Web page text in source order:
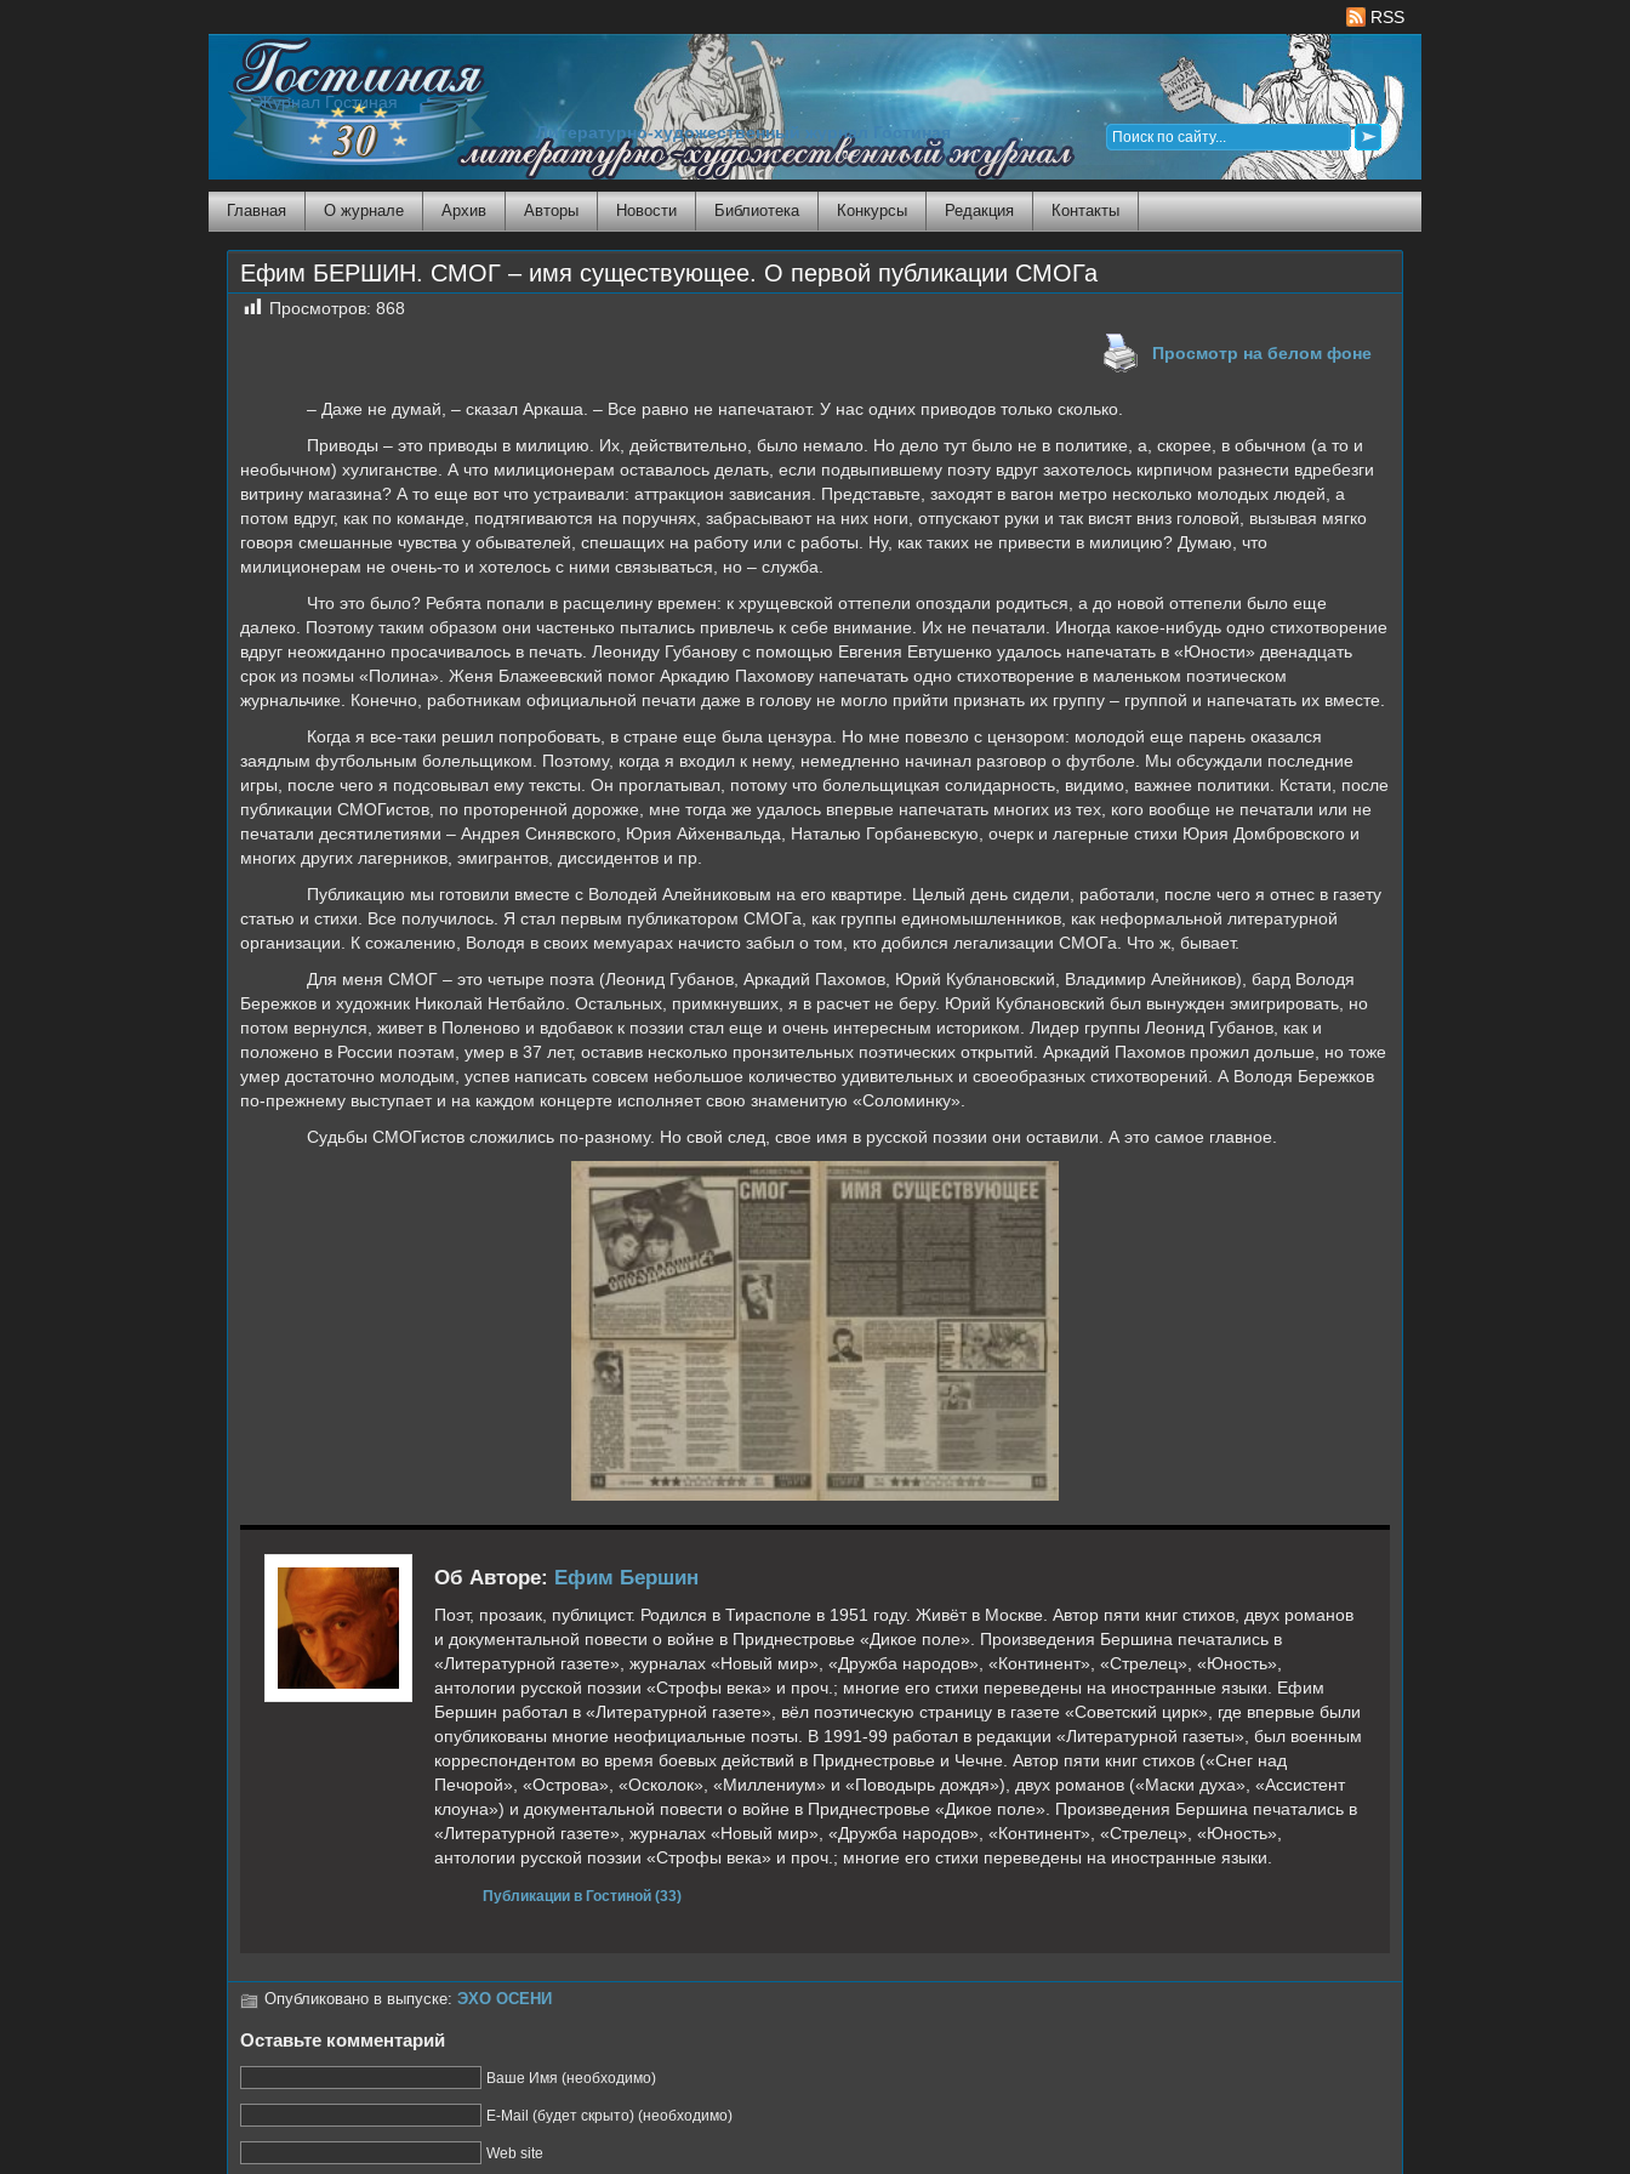
RSS
Журнал Гостиная
Литературно-художественный журнал Гостиная
Главная О журнале Архив Авторы Новости Библиотека Конкурсы Редакция Контакты
Ефим БЕРШИН. СМОГ – имя существующее. О первой публикации СМОГа
Просмотров: 868
Просмотр на белом фоне
– Даже не думай, – сказал Аркаша. – Все равно не напечатают. У нас одних приводов только сколько.
Приводы – это приводы в милицию. Их, действительно, было немало. Но дело тут было не в политике, а, скорее, в обычном (а то и
необычном) хулиганстве. А что милиционерам оставалось делать, если подвыпившему поэту вдруг захотелось кирпичом разнести вдребезги
витрину магазина? А то еще вот что устраивали: аттракцион зависания. Представьте, заходят в вагон метро несколько молодых людей, а
потом вдруг, как по команде, подтягиваются на поручнях, забрасывают на них ноги, отпускают руки и так висят вниз головой, вызывая мягко
говоря смешанные чувства у обывателей, спешащих на работу или с работы. Ну, как таких не привести в милицию? Думаю, что
милиционерам не очень-то и хотелось с ними связываться, но – служба.
Что это было? Ребята попали в расщелину времен: к хрущевской оттепели опоздали родиться, а до новой оттепели было еще
далеко. Поэтому таким образом они частенько пытались привлечь к себе внимание. Их не печатали. Иногда какое-нибудь одно стихотворение
вдруг неожиданно просачивалось в печать. Леониду Губанову с помощью Евгения Евтушенко удалось напечатать в «Юности» двенадцать
срок из поэмы «Полина». Женя Блажеевский помог Аркадию Пахомову напечатать одно стихотворение в маленьком поэтическом
журнальчике. Конечно, работникам официальной печати даже в голову не могло прийти признать их группу – группой и напечатать их вместе.
Когда я все-таки решил попробовать, в стране еще была цензура. Но мне повезло с цензором: молодой еще парень оказался
заядлым футбольным болельщиком. Поэтому, когда я входил к нему, немедленно начинал разговор о футболе. Мы обсуждали последние
игры, после чего я подсовывал ему тексты. Он проглатывал, потому что болельщицкая солидарность, видимо, важнее политики. Кстати, после
публикации СМОГистов, по проторенной дорожке, мне тогда же удалось впервые напечатать многих из тех, кого вообще не печатали или не
печатали десятилетиями – Андрея Синявского, Юрия Айхенвальда, Наталью Горбаневскую, очерк и лагерные стихи Юрия Домбровского и
многих других лагерников, эмигрантов, диссидентов и пр.
Публикацию мы готовили вместе с Володей Алейниковым на его квартире. Целый день сидели, работали, после чего я отнес в газету
статью и стихи. Все получилось. Я стал первым публикатором СМОГа, как группы единомышленников, как неформальной литературной
организации. К сожалению, Володя в своих мемуарах начисто забыл о том, кто добился легализации СМОГа. Что ж, бывает.
Для меня СМОГ – это четыре поэта (Леонид Губанов, Аркадий Пахомов, Юрий Кублановский, Владимир Алейников), бард Володя
Бережков и художник Николай Нетбайло. Остальных, примкнувших, я в расчет не беру. Юрий Кублановский был вынужден эмигрировать, но
потом вернулся, живет в Поленово и вдобавок к поэзии стал еще и очень интересным историком. Лидер группы Леонид Губанов, как и
положено в России поэтам, умер в 37 лет, оставив несколько пронзительных поэтических открытий. Аркадий Пахомов прожил дольше, но тоже
умер достаточно молодым, успев написать совсем небольшое количество удивительных и своеобразных стихотворений. А Володя Бережков
по-прежнему выступает и на каждом концерте исполняет свою знаменитую «Соломинку».
Судьбы СМОГистов сложились по-разному. Но свой след, свое имя в русской поэзии они оставили. А это самое главное.
Об Авторе: Ефим Бершин
Поэт, прозаик, публицист. Родился в Тирасполе в 1951 году. Живёт в Москве. Автор пяти книг стихов, двух романов
и документальной повести о войне в Приднестровье «Дикое поле». Произведения Бершина печатались в
«Литературной газете», журналах «Новый мир», «Дружба народов», «Континент», «Стрелец», «Юность»,
антологии русской поэзии «Строфы века» и проч.; многие его стихи переведены на иностранные языки. Ефим
Бершин работал в «Литературной газете», вёл поэтическую страницу в газете «Советский цирк», где впервые были
опубликованы многие неофициальные поэты. В 1991-99 работал в редакции «Литературной газеты», был военным
корреспондентом во время боевых действий в Приднестровье и Чечне. Автор пяти книг стихов («Снег над
Печорой», «Острова», «Осколок», «Миллениум» и «Поводырь дождя»), двух романов («Маски духа», «Ассистент
клоуна») и документальной повести о войне в Приднестровье «Дикое поле». Произведения Бершина печатались в
«Литературной газете», журналах «Новый мир», «Дружба народов», «Континент», «Стрелец», «Юность»,
антологии русской поэзии «Строфы века» и проч.; многие его стихи переведены на иностранные языки.
Публикации в Гостиной (33)
Опубликовано в выпуске: ЭХО ОСЕНИ
Оставьте комментарий
Ваше Имя (необходимо)
E-Mail (будет скрыто) (необходимо)
Web site